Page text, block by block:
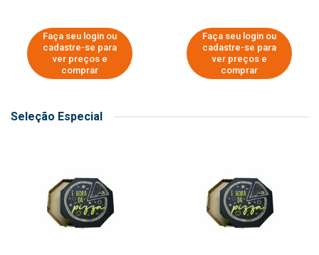
Faça seu login ou
cadastre-se para
ver preços e
comprar
Faça seu login ou
cadastre-se para
ver preços e
comprar
Seleção Especial